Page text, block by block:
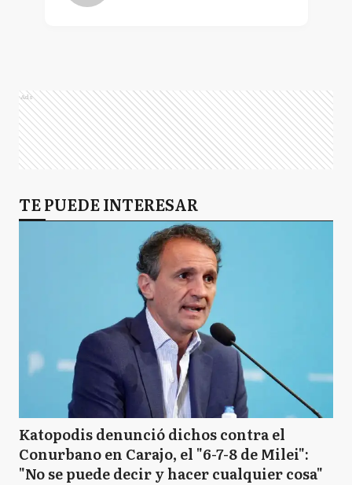
Ads
TE PUEDE INTERESAR
Katopodis denunció dichos contra el
Conurbano en Carajo, el "6-7-8 de Milei":
"No se puede decir y hacer cualquier cosa"